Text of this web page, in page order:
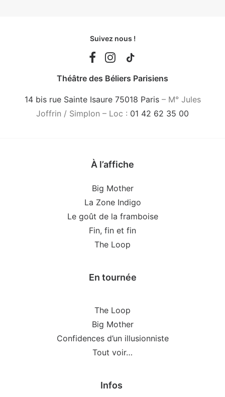
Suivez nous !
Théâtre des Béliers Parisiens
14 bis rue Sainte Isaure 75018 Paris– M° Jules
Joffrin / Simplon – Loc : 01 42 62 35 00
À l’affiche
Big Mother
La Zone Indigo
Le goût de la framboise
Fin, fin et fin
The Loop
En tournée
The Loop
Big Mother
Confidences d’un illusionniste
Tout voir…
Infos